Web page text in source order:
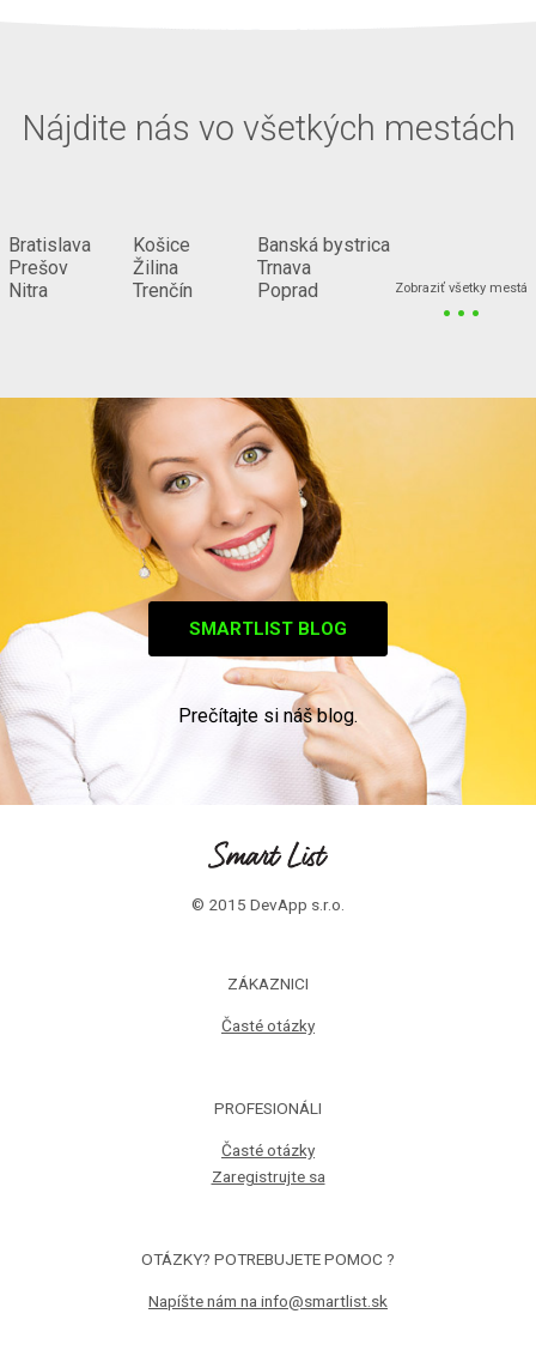
Nájdite nás vo všetkých mestách
Bratislava
Prešov
Nitra
Košice
Žilina
Trenčín
Banská bystrica
Trnava
Poprad
Zobraziť všetky mestá
...
SMARTLIST BLOG
Prečítajte si náš blog.
© 2015 DevApp s.r.o.
ZÁKAZNICI
Časté otázky
PROFESIONÁLI
Časté otázky
Zaregistrujte sa
OTÁZKY? POTREBUJETE POMOC ?
Napíšte nám na info@smartlist.sk